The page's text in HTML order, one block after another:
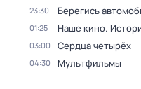
23:30 Берегись
01:25 Наше кино.
03:00 Сердца четырёх
04:30 Мультфильмы